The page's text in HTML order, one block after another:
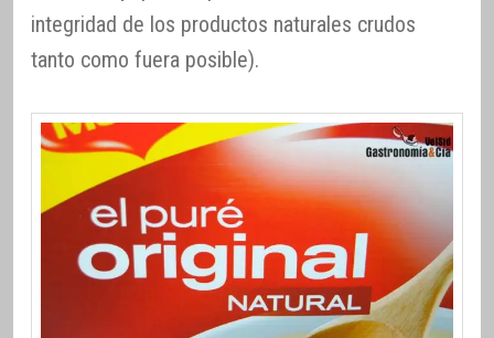
integridad de los productos naturales crudos
tanto como fuera posible).